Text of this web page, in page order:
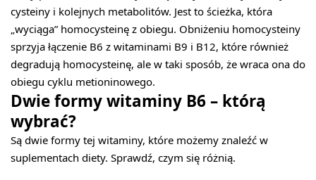
cysteiny i kolejnych metabolitów. Jest to ścieżka, która
„wyciąga” homocysteinę z obiegu. Obniżeniu homocysteiny
sprzyja łączenie B6 z witaminami B9 i B12, które również
degradują homocysteinę, ale w taki sposób, że wraca ona do
obiegu cyklu metioninowego.
Dwie formy witaminy B6 – którą
wybrać?
Są dwie formy tej witaminy, które możemy znaleźć w
suplementach diety. Sprawdź, czym się różnią.